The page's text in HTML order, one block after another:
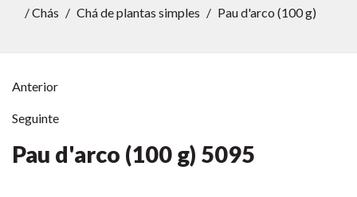
/Chás Chá de plantas simples Pau d'arco (100 g)
Anterior
Seguinte
Pau d'arco (100 g) 5095